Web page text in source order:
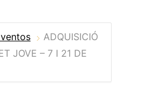
ADQUISICIÓ
JOVE – 7 I 21 DE